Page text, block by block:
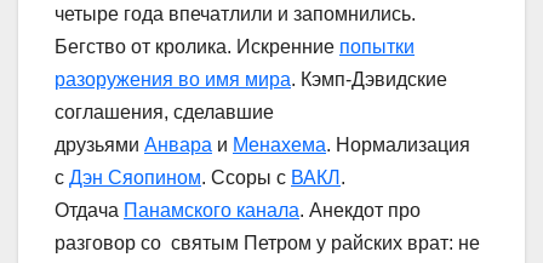
четыре года впечатлили и запомнились.
Бегство от кролика. Искренние попытки
разоружения во имя мира. Кэмп-Дэвидские
соглашения, сделавшие
друзьями Анвара и Менахема. Нормализация
с Дэн Сяопином. Ссоры с ВАКЛ .
Отдача Панамского канала. Анекдот про
разговор со святым Петром у райских врат: не